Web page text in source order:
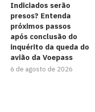
Indiciados serão
presos? Entenda
próximos passos
após conclusão do
inquérito da queda do
avião da Voepass
6 de agosto de 2026